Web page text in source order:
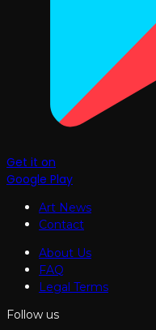
Get it on
Google Play
Art News
Contact
About Us
FAQ
Legal Terms
Follow us